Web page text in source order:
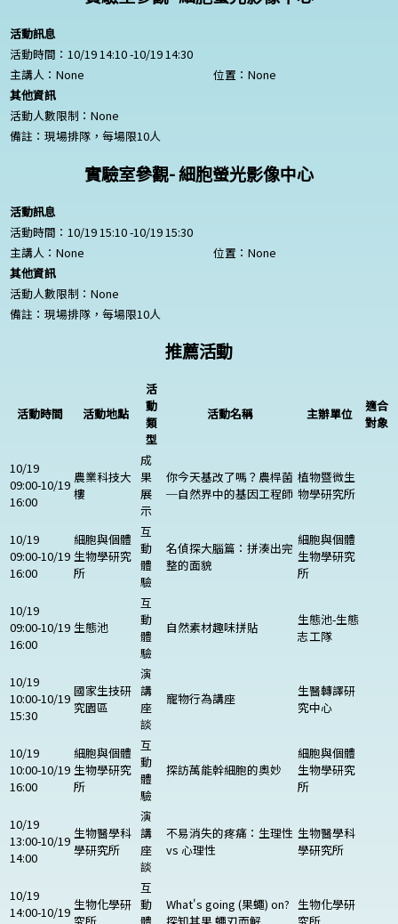
活動訊息
活動時間：10/19 14:10 -10/19 14:30
主講人： None 位置： None
其他資訊
活動人數限制： None
備註：現場排隊，每場限10人
實驗室參觀- 細胞螢光影像中心
活動訊息
活動時間：10/19 15:10 -10/19 15:30
主講人： None 位置： None
其他資訊
活動人數限制： None
備註：現場排隊，每場限10人
推薦活動
活動時間 活動地點
活
動
類
型
活動名稱 主辦單位
適合
對象
10/19
09:00-10/19
16:00
農業科技大
樓
成
果
展
示
你今天基改了嗎？農桿菌
─自然界中的基因工程師
植物暨微生
物學研究所
10/19
09:00-10/19
16:00
細胞與個體
生物學研究
所
互
動
體
驗
名偵探大腦篇：拼湊出完
整的面貌
細胞與個體
生物學研究
所
10/19
09:00-10/19
16:00
生態池
互
動
體
驗
自然素材趣味拼貼
生態池-生態
志工隊
10/19
10:00-10/19
15:30
國家生技研
究園區
演
講
座
談
寵物行為講座
生醫轉譯研
究中心
10/19
10:00-10/19
16:00
細胞與個體
生物學研究
所
互
動
體
驗
探訪萬能幹細胞的奧妙
細胞與個體
生物學研究
所
10/19
13:00-10/19
14:00
生物醫學科
學研究所
演
講
座
談
不易消失的疼痛：生理性
vs 心理性
生物醫學科
學研究所
10/19
14:00-10/19 生物化學研
互
動
What's going (果蠅) on? 生物化學研